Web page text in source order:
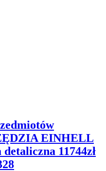
EINHELL
11744zł